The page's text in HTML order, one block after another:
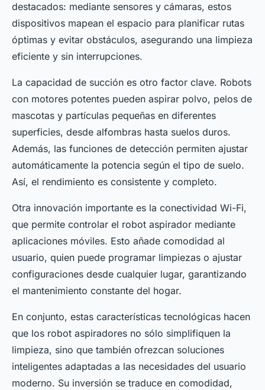
destacados: mediante sensores y cámaras, estos
dispositivos mapean el espacio para planificar rutas
óptimas y evitar obstáculos, asegurando una limpieza
eficiente y sin interrupciones.
La capacidad de succión es otro factor clave. Robots
con motores potentes pueden aspirar polvo, pelos de
mascotas y partículas pequeñas en diferentes
superficies, desde alfombras hasta suelos duros.
Además, las funciones de detección permiten ajustar
automáticamente la potencia según el tipo de suelo.
Así, el rendimiento es consistente y completo.
Otra innovación importante es la conectividad Wi-Fi,
que permite controlar el robot aspirador mediante
aplicaciones móviles. Esto añade comodidad al
usuario, quien puede programar limpiezas o ajustar
configuraciones desde cualquier lugar, garantizando
el mantenimiento constante del hogar.
En conjunto, estas características tecnológicas hacen
que los robot aspiradores no sólo simplifiquen la
limpieza, sino que también ofrezcan soluciones
inteligentes adaptadas a las necesidades del usuario
moderno. Su inversión se traduce en comodidad,